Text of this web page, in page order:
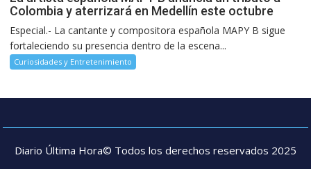
Colombia y aterrizará en Medellín este octubre
Especial.- La cantante y compositora española MAPY B sigue
fortaleciendo su presencia dentro de la escena...
Curiosidades y Entretenimiento
Diario Última Hora© Todos los derechos reservados 2025